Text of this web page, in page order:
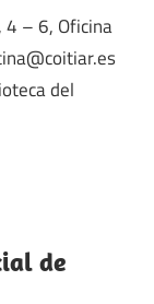
4 – 6, Oficina
del
de